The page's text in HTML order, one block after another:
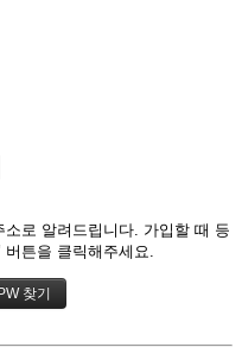
로 알려드립니다. 가입할 때 등
튼을 클릭해주세요.